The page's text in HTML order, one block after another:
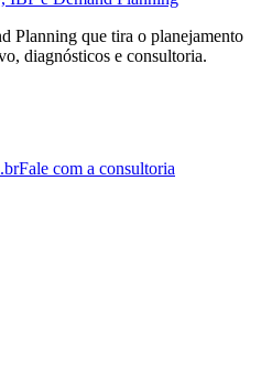
Planning que tira o planejamento
diagnósticos e consultoria.
Fale com a consultoria